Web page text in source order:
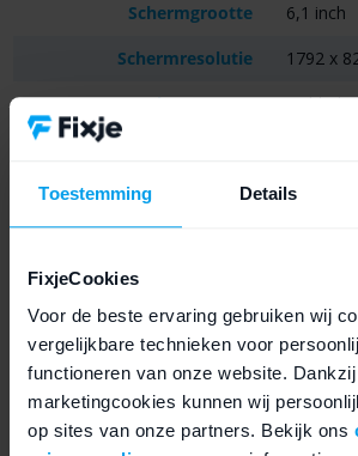
Toestemming Details
FixjeCookies
Voor de beste ervaring gebruiken wij
vergelijkbare technieken voor
functioneren van onze website. Dankzij
marketingcookies kunnen wij
op sites van onze partners. Bekijk ons
Schermgrootte
6,1 inch
Schermresolutie
1792 x
Achtercamera
Dubbele
Voorcamera
Batterijcapaciteit
Batterijduur
Accu tot
Processor (Chipset)
Apple
Opslag
64GB,
Zwart,